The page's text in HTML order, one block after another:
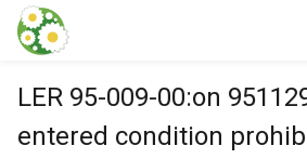
本文に飛ぶ
LER 95-009-00:on
entered condition